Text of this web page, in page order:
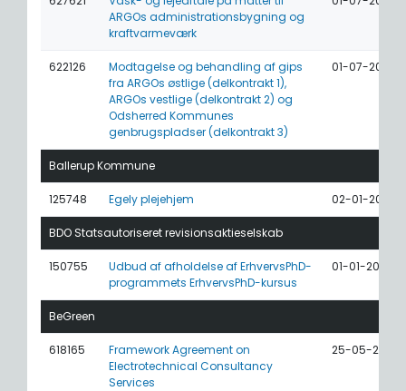
ARGOs administrationsbygning og
kraftvarmeværk
622126
Modtagelse og behandling af gips
fra ARGOs østlige (delkontrakt 1),
ARGOs vestlige (delkontrakt 2) og
Odsherred Kommunes
genbrugspladser (delkontrakt 3)
01-07-2026
Ballerup Kommune
125748 Egely plejehjem 02-01-2023
BDO Statsautoriseret revisionsaktieselskab
150755
Udbud af afholdelse af ErhvervsPhD-
programmets ErhvervsPhD-kursus
01-01-2024
BeGreen
618165
Framework Agreement on
Electrotechnical Consultancy
Services
25-05-2026